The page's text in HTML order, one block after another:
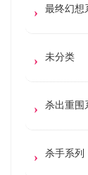
最终幻想
未分类
杀出重围
杀手系列